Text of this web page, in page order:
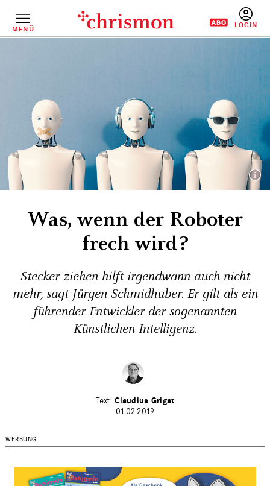
InhaltMENÜ
Was, wenn der Roboter
frech wird?
Stecker ziehen hilft irgendwann auch nicht
mehr, sagt Jürgen Schmidhuber. Er gilt als ein
führender Entwickler der sogenannten
Künstlichen Intelligenz.
Claudius Grigat
01.02.2019